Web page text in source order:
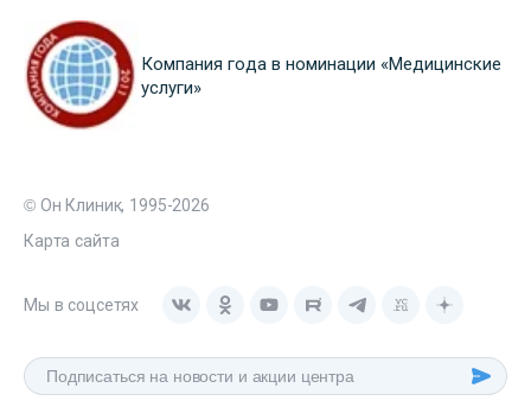
Компания года в номинации «Медицинские
услуги»
© Он Клиник, 1995-2026
Карта сайта
Мы в соцсетях